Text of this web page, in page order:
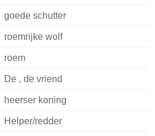
goede schutter
roemrijke wolf
roem
De , de vriend
heerser koning
Helper/redder